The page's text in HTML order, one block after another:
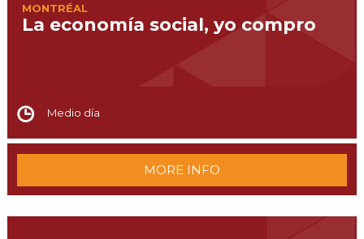
MONTRÉAL
La economía social, yo compro
Medio día
MORE INFO